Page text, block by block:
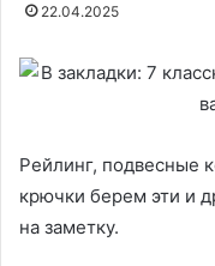
22.04.2025
Рейлинг, подвесные
крючки берем эти и
на заметку.